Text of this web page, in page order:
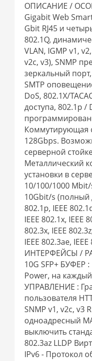
ОПИСАНИЕ /
Gigabit Web
Gbit RJ45 и
802.1Q,
VLAN, IGMP v1,
v2c, v3), SNMP
зеркальный
SMTP
DoS, 802.1X/
доступа, 802.1p /
Коммутирующая
128Gbps.
серверной
Металлический
установки в
10/100/1000 Mbit/
10Gbit/s (полный
802.1p, IEEE
IEEE 802.1x, IEEE
802.3x, IEEE
IEEE 802.3ae,
ИНТЕРФЕЙСЫ /
10G SFP+
Power, на
УПРАВЛЕНИЕ :
пользователя
SNMP v1, v2c, v3
одноадресный
выключить
802.3az LLDP
IPv6 - Протокол